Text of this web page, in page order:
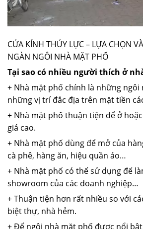
CỬA KÍNH THỦY LỰC – LỰA CHỌN
NGÀN NGÔI NHÀ MẶT PHỐ
Tại sao có nhiều người thích ở
+ Nhà mặt phố chính là những ngôi
những vị trí đắc địa trên mặt tiền
+ Nhà mặt phố thuận tiện để ở
giá cao.
+ Nhà mặt phố dùng để mở của
cà phê, hàng ăn, hiệu quần áo…
+ Nhà mặt phố có thể sử dụng để
showroom của các doanh nghiệp…
+ Thuận tiện hơn rất nhiều so với
biệt thự, nhà hẻm.
+ Để ngôi nhà mặt phố được nổi